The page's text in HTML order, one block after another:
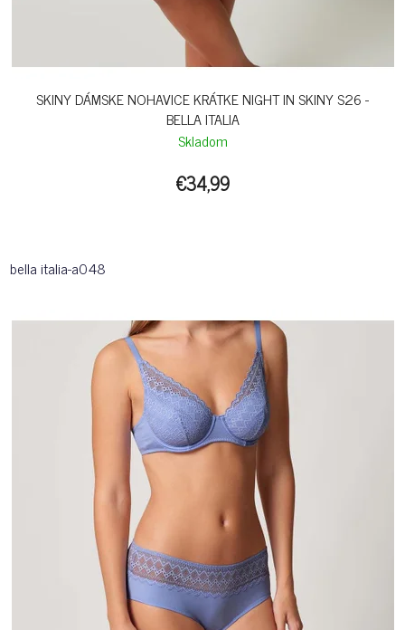
SKINY DÁMSKE NOHAVICE KRÁTKE NIGHT IN SKINY S26 -
BELLA ITALIA
Skladom
€34,99
bella italia-a048